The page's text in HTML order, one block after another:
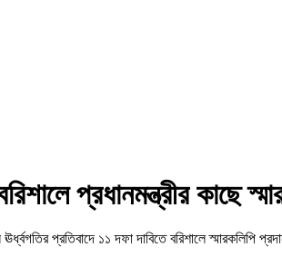
প্রধানমন্ত্রীর কাছে
প্রতিবাদে ১১ দফা দাবিতে বরিশালে স্মারকলিপি